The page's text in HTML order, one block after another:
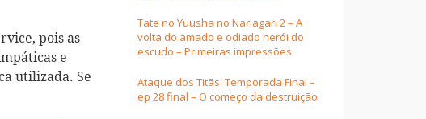
pois as
e
utilizada. Se
Tate no Yuusha no Nariagari 2 – A
volta do amado e odiado herói do
escudo – Primeiras impressões
Ataque dos Titãs: Temporada Final –
ep 28 final – O começo da destruição